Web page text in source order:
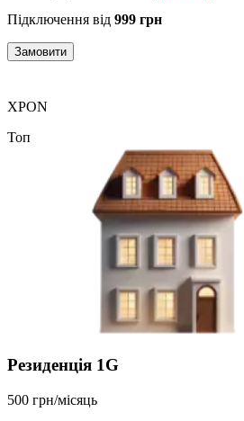
Підключення від 999 грн
Замовити
XPON
Топ
Резиденція 1G
500 грн/місяць